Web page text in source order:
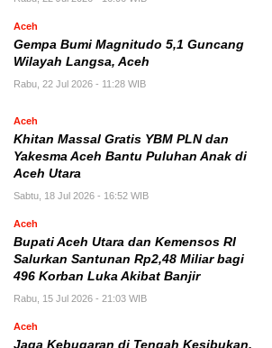
Aceh
Gempa Bumi Magnitudo 5,1 Guncang
Wilayah Langsa, Aceh
Rabu, 22 Jul 2026 - 11:28 WIB
Aceh
Khitan Massal Gratis YBM PLN dan
Yakesma Aceh Bantu Puluhan Anak di
Aceh Utara
Sabtu, 18 Jul 2026 - 16:52 WIB
Aceh
Bupati Aceh Utara dan Kemensos RI
Salurkan Santunan Rp2,48 Miliar bagi
496 Korban Luka Akibat Banjir
Rabu, 15 Jul 2026 - 21:03 WIB
Aceh
Jaga Kebugaran di Tengah Kesibukan,